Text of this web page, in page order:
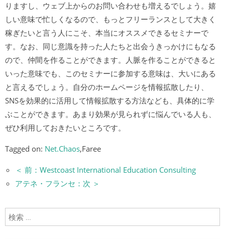
りますし、ウェブ上からのお問い合わせも増えるでしょう。嬉
しい意味で忙しくなるので、もっとフリーランスとして大きく
稼ぎたいと言う人にこそ、本当にオススメできるセミナーで
す。なお、同じ意識を持った人たちと出会うきっかけにもなる
ので、仲間を作ることができます。人脈を作ることができると
いった意味でも、このセミナーに参加する意味は、大いにある
と言えるでしょう。自分のホームページを情報拡散したり、
SNSを効果的に活用して情報拡散する方法なども、具体的に学
ぶことができます。あまり効果が見られずに悩んでいる人も、
ぜひ利用しておきたいところです。
Tagged on: Net.Chaos,Faree
＜ 前：Westcoast International Education Consulting
アテネ・フランセ：次 ＞
検索: